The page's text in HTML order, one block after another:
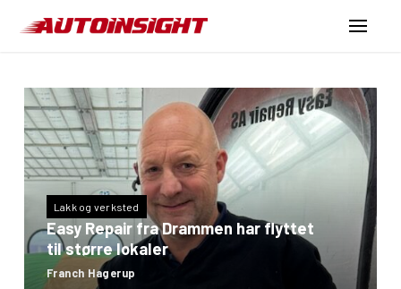
Lakk og verksted
Easy Repair fra Drammen har flyttet
til større lokaler
Franch Hagerup